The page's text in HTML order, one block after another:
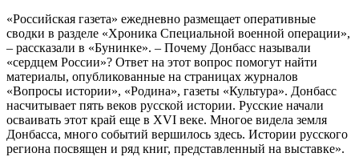
«Российская газета» ежедневно размещает оперативные
сводки в разделе «Хроника Специальной военной операции»,
– рассказали в «Бунинке». – Почему Донбасс называли
«сердцем России»? Ответ на этот вопрос помогут найти
материалы, опубликованные на страницах журналов
«Вопросы истории», «Родина», газеты «Культура». Донбасс
насчитывает пять веков русской истории. Русские начали
осваивать этот край еще в XVI веке. Многое видела земля
Донбасса, много событий вершилось здесь. Истории русского
региона посвящен и ряд книг, представленный на выставке».